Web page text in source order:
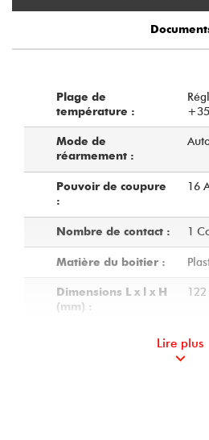
Plage de
température :
Mode de
réarmement :
Pouvoir de coupure
:
16
Nombre de contact : 1
Matière du boitier :
Dimensions L x l x H
(mm) :
IP65
Lire plus